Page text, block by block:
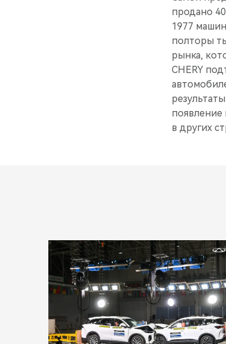
продано
1977
полторы
рынка,
CHERY
в других